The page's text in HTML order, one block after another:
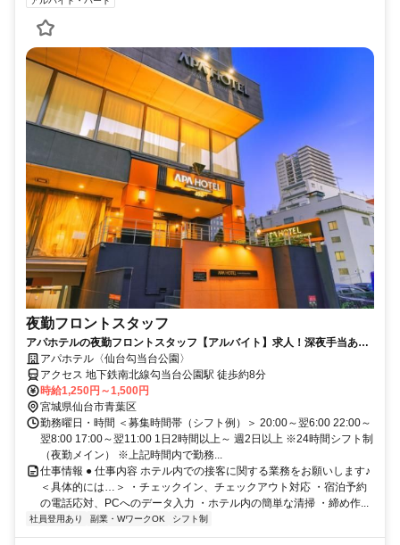
夜勤フロントスタッフ
アパホテルの夜勤フロントスタッフ【アルバイト】求人！深夜手当あり
の夜勤帯でしっかり稼げる
アパホテル〈仙台勾当台公園〉
アクセス 地下鉄南北線勾当台公園駅 徒歩約8分
時給1,250円～1,500円
宮城県仙台市青葉区
勤務曜日・時間 ＜募集時間帯（シフト例）＞ 20:00～翌6:00 22:00～
翌8:00 17:00～翌11:00 1日2時間以上～ 週2日以上 ※24時間シフト制
（夜勤メイン） ※上記時間内で勤務...
仕事情報 ● 仕事内容 ホテル内での接客に関する業務をお願いします♪
＜具体的には…＞ ・チェックイン、チェックアウト対応 ・宿泊予約
の電話応対、PCへのデータ入力 ・ホテル内の簡単な清掃 ・締め作...
社員登用あり 副業・WワークOK シフト制